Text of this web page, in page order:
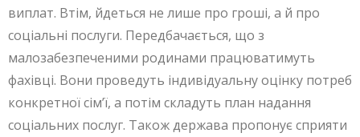
виплат. Втім, йдеться не лише про гроші, а й про
соціальні послуги. Передбачається, що з
малозабезпеченими родинами працюватимуть
фахівці. Вони проведуть індивідуальну оцінку потреб
конкретної сім’ї, а потім складуть план надання
соціальних послуг. Також держава пропонує сприяти